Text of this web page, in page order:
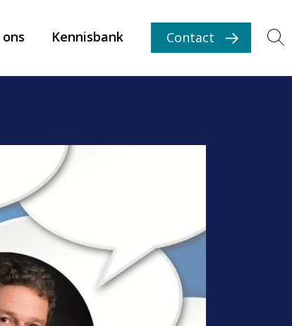
Contact
Kennisbank